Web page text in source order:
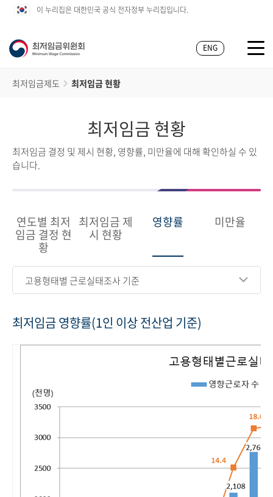
이 누리집은 대한민국 공식 전자정부 누리집입니다.
ENG
최저임금제도 최저임금 현황
최저임금 현황
최저임금 결정 및 제시 현황, 영향률, 미만율에 대해 확인하실 수 있
습니다.
연도별 최저
임금 결정 현
황
최저임금 제
시 현황
영향률 미만율
고용형태별 근로실태조사 기준
최저임금 영향률(1인 이상 전산업 기준)